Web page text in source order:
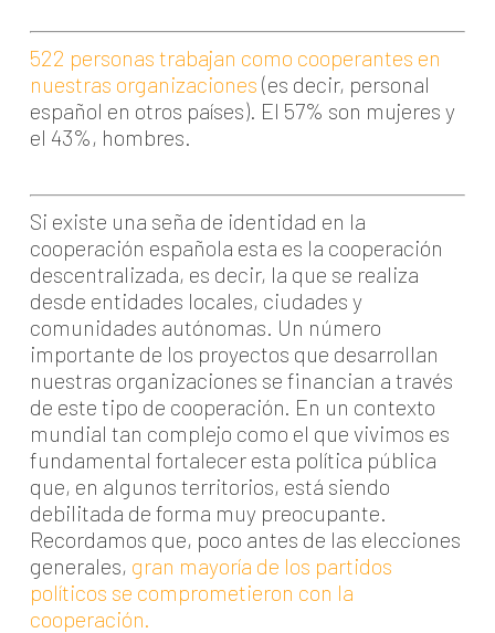
522 personas trabajan como cooperantes en
nuestras organizaciones (es decir, personal
español en otros países). El 57% son mujeres y
el 43%, hombres.
Si existe una seña de identidad en la
cooperación española esta es la cooperación
descentralizada, es decir, la que se realiza
desde entidades locales, ciudades y
comunidades autónomas. Un número
importante de los proyectos que desarrollan
nuestras organizaciones se financian a través
de este tipo de cooperación. En un contexto
mundial tan complejo como el que vivimos es
fundamental fortalecer esta política pública
que, en algunos territorios, está siendo
debilitada de forma muy preocupante.
Recordamos que, poco antes de las elecciones
generales, gran mayoría de los partidos
políticos se comprometieron con la
cooperación.